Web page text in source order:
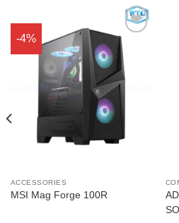
-4%
Add to
Wishlist
ACCESSORIES
MSI Mag Forge 100R